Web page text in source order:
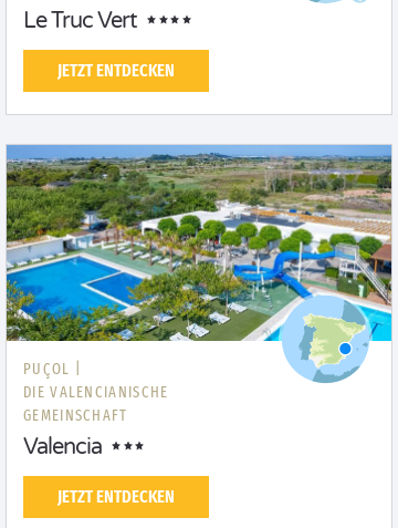
Le Truc Vert
JETZT ENTDECKEN
PUÇOL |
DIE VALENCIANISCHE
GEMEINSCHAFT
Valencia
JETZT ENTDECKEN